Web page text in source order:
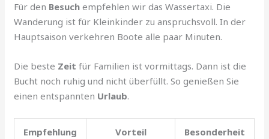
Für den Besuch empfehlen wir das Wassertaxi. Die
Wanderung ist für Kleinkinder zu anspruchsvoll. In der
Hauptsaison verkehren Boote alle paar Minuten.
Die beste Zeit für Familien ist vormittags. Dann ist die
Bucht noch ruhig und nicht überfüllt. So genießen Sie
einen entspannten Urlaub.
Empfehlung Vorteil Besonderheit